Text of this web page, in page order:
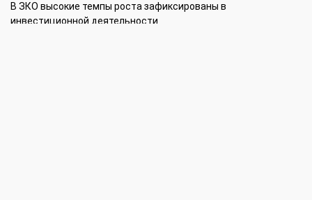
В ЗКО высокие темпы роста зафиксированы в
инвестиционной деятельности